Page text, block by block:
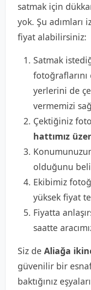
satmak için
yok. Şu adımları
fiyat alabilirsiniz:
Satmak
yerlerini de
vermemizi
Çektiğiniz
hattımız
olduğunu
Ekibimiz
yüksek fiyat
Fiyatta
saatte
Siz de Aliağa
güvenilir bir
baktığınız